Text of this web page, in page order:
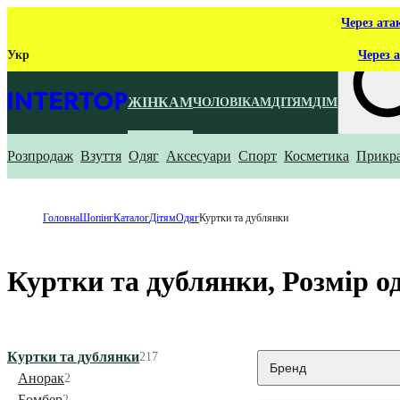
Через
Укр Через
ЖІНКАМЧОЛОВІКАМДІТЯМДІМ
Що ти
Розпродаж Взуття Одяг Аксесуари Спорт Косметика
ГоловнаШопінгКаталогДітямОдягКуртки та дублянки
Куртки та дублянки, Розмір
Куртки та дублянки217
Анорак2
Бренд